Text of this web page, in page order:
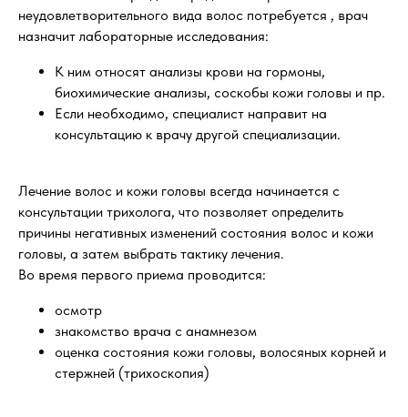
неудовлетворительного вида волос потребуется , врач
назначит лабораторные исследования:
К ним относят анализы крови на гормоны,
биохимические анализы, соскобы кожи головы и пр.
Если необходимо, специалист направит на
консультацию к врачу другой специализации.
Лечение волос и кожи головы всегда начинается с
консультации трихолога, что позволяет определить
причины негативных изменений состояния волос и кожи
головы, а затем выбрать тактику лечения.
Во время первого приема проводится:
осмотр
знакомство врача с анамнезом
оценка состояния кожи головы, волосяных корней и
стержней (трихоскопия)